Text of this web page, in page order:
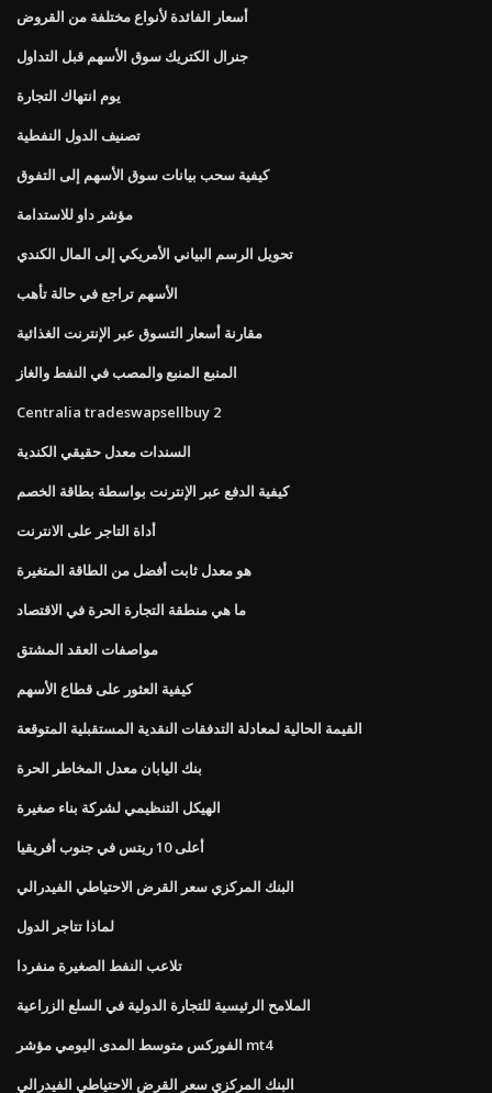
أسعار الفائدة لأنواع مختلفة من القروض
جنرال الكتريك سوق الأسهم قبل التداول
يوم انتهاك التجارة
تصنيف الدول النفطية
كيفية سحب بيانات سوق الأسهم إلى التفوق
مؤشر داو للاستدامة
تحويل الرسم البياني الأمريكي إلى المال الكندي
الأسهم تراجع في حالة تأهب
مقارنة أسعار التسوق عبر الإنترنت الغذائية
المنبع المنبع والمصب في النفط والغاز
Centralia tradeswapsellbuy 2
السندات معدل حقيقي الكندية
كيفية الدفع عبر الإنترنت بواسطة بطاقة الخصم
أداة التاجر على الانترنت
هو معدل ثابت أفضل من الطاقة المتغيرة
ما هي منطقة التجارة الحرة في الاقتصاد
مواصفات العقد المشتق
كيفية العثور على قطاع الأسهم
القيمة الحالية لمعادلة التدفقات النقدية المستقبلية المتوقعة
بنك اليابان معدل المخاطر الحرة
الهيكل التنظيمي لشركة بناء صغيرة
أعلى 10 ريتس في جنوب أفريقيا
البنك المركزي سعر القرض الاحتياطي الفيدرالي
لماذا تتاجر الدول
تلاعب النفط الصغيرة منفردا
الملامح الرئيسية للتجارة الدولية في السلع الزراعية
الفوركس متوسط ​​المدى اليومي مؤشر mt4
البنك المركزي سعر القرض الاحتياطي الفيدرالي